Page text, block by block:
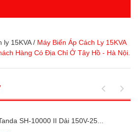
ly 15KVA / Máy Biến Áp Cách Ly 15KVA
Hàng Có Địa Chỉ Ở Tây Hồ - Hà Nội.
SH-10000 II Dải 150V-25...